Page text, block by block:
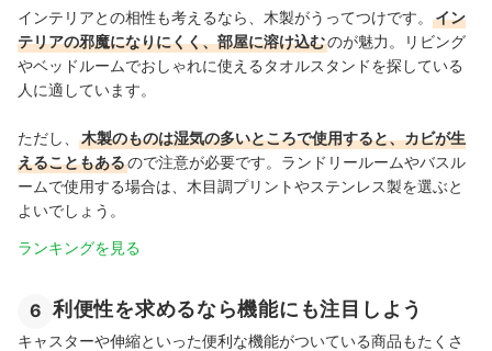
インテリアとの相性も考えるなら、木製がうってつけです。
イン
テリアの邪魔になりにくく、部屋に溶け込むのが魅力。リビング
やベッドルームでおしゃれに使えるタオルスタンドを探している
人に適しています。
ただし、
木製のものは湿気の多いところで使用すると、カビが生
えることもあるので注意が必要です。ランドリールームやバスル
ームで使用する場合は、木目調プリントやステンレス製を選ぶと
よいでしょう。
ランキングを見る
6 利便性を求めるなら機能にも注目しよう
キャスターや伸縮といった便利な機能がついている商品もたくさ